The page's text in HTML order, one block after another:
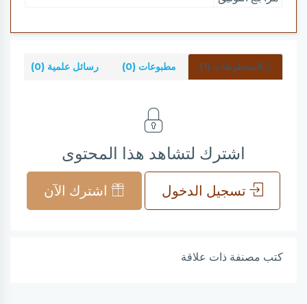
المخطوطات (1) مطبوعات (0) رسائل علمية (0)
اشترك لتشاهد هذا المحتوى
تسجيل الدخول اشترك الآن
كتب مصنفة ذات علاقة